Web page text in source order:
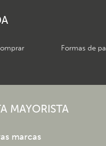
Formas de
MAYORISTA
marcas